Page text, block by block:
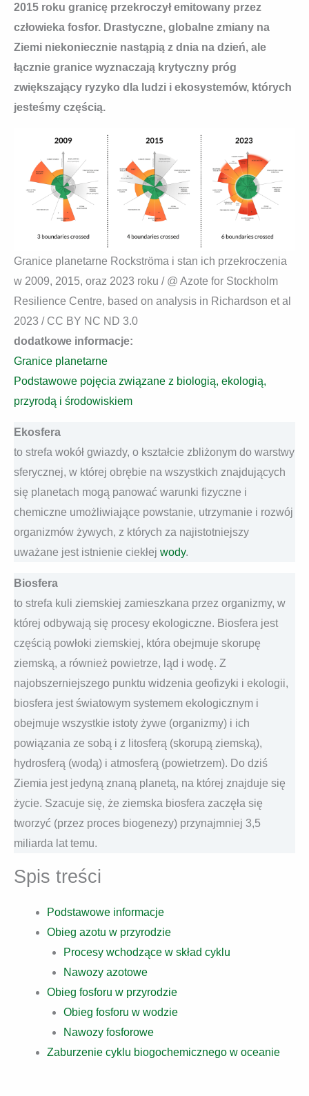
2015 roku granicę przekroczył emitowany przez
człowieka fosfor. Drastyczne, globalne zmiany na
Ziemi niekoniecznie nastąpią z dnia na dzień, ale
łącznie granice wyznaczają krytyczny próg
zwiększający ryzyko dla ludzi i ekosystemów, których
jesteśmy częścią.
Granice planetarne Rockströma i stan ich przekroczenia
w 2009, 2015, oraz 2023 roku / @ Azote for Stockholm
Resilience Centre, based on analysis in Richardson et al
2023 / CC BY NC ND 3.0
dodatkowe informacje:
Granice planetarne
Podstawowe pojęcia związane z biologią, ekologią,
przyrodą i środowiskiem
Ekosfera
to strefa wokół gwiazdy, o kształcie zbliżonym do warstwy
sferycznej, w której obrębie na wszystkich znajdujących
się planetach mogą panować warunki fizyczne i
chemiczne umożliwiające powstanie, utrzymanie i rozwój
organizmów żywych, z których za najistotniejszy
uważane jest istnienie ciekłej wody.
Biosfera
to strefa kuli ziemskiej zamieszkana przez organizmy, w
której odbywają się procesy ekologiczne. Biosfera jest
częścią powłoki ziemskiej, która obejmuje skorupę
ziemską, a również powietrze, ląd i wodę. Z
najobszerniejszego punktu widzenia geofizyki i ekologii,
biosfera jest światowym systemem ekologicznym i
obejmuje wszystkie istoty żywe (organizmy) i ich
powiązania ze sobą i z litosferą (skorupą ziemską),
hydrosferą (wodą) i atmosferą (powietrzem). Do dziś
Ziemia jest jedyną znaną planetą, na której znajduje się
życie. Szacuje się, że ziemska biosfera zaczęła się
tworzyć (przez proces biogenezy) przynajmniej 3,5
miliarda lat temu.
Spis treści
Podstawowe informacje
Obieg azotu w przyrodzie
Procesy wchodzące w skład cyklu
Nawozy azotowe
Obieg fosforu w przyrodzie
Obieg fosforu w wodzie
Nawozy fosforowe
Zaburzenie cyklu biogochemicznego w oceanie